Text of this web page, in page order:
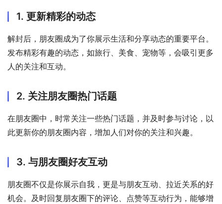
1. 更新精彩的动态
解封后，朋友圈成为了你展示生活和分享动态的重要平台。
发布精彩有趣的动态，如旅行、美食、宠物等，会吸引更多
人的关注和互动。
2. 关注朋友圈热门话题
在朋友圈中，时常关注一些热门话题，并及时参与讨论，以
此更新你的朋友圈内容，增加人们对你的关注和兴趣。
3. 与朋友圈好友互动
朋友圈不仅是你展示自我，更是与朋友互动、拉近关系的好
机会。及时回复朋友圈下的评论、点赞等互动行为，能够增